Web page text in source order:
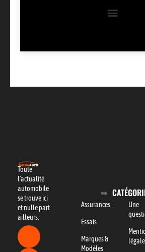
Toute
l’actualité
automobile
se trouve ici
et nulle part
ailleurs.
Assurances
Essais
Marques &
Modèles
Une